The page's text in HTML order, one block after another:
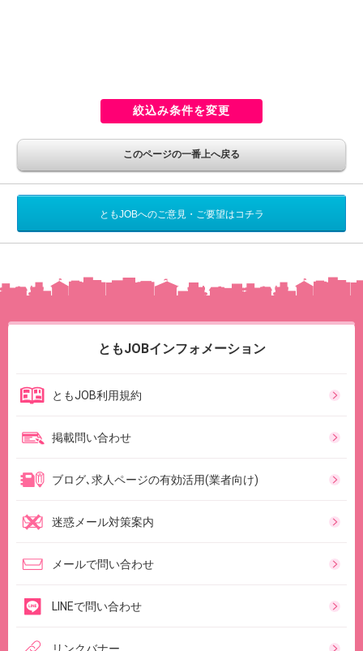
絞込み条件を変更
このページの一番上へ戻る
ともJOBへのご意見・ご要望はコチラ
ともJOBインフォメーション
ともJOB利用規約
掲載問い合わせ
ブログ､求人ページの有効活用(業者向け)
迷惑メール対策案内
メールで問い合わせ
LINEで問い合わせ
リンクバナー